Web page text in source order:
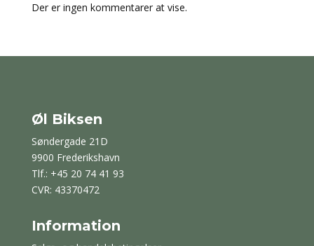
Der er ingen kommentarer at vise.
Øl Biksen
Søndergade 21D
9900 Frederikshavn
Tlf.: +45 20 74 41 93
CVR: 43370472
Information